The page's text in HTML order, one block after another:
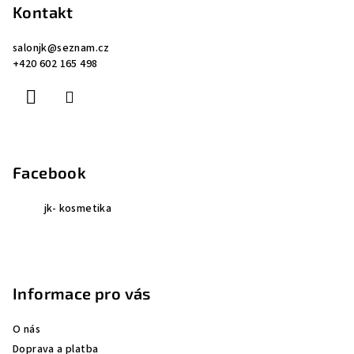
Kontakt
salonjk@seznam.cz
+420 602 165 498
Facebook
jk- kosmetika
Informace pro vás
O nás
Doprava a platba